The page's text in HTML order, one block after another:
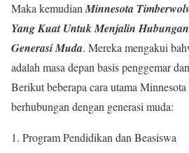
Maka kemudianMinnesota
Yang Kuat Untuk Menjalin
Generasi Muda. Mereka mengakui
adalah masa depan basis penggemar
Berikut beberapa cara utama
berhubungan dengan generasi muda:
1. Program Pendidikan dan Beasiswa